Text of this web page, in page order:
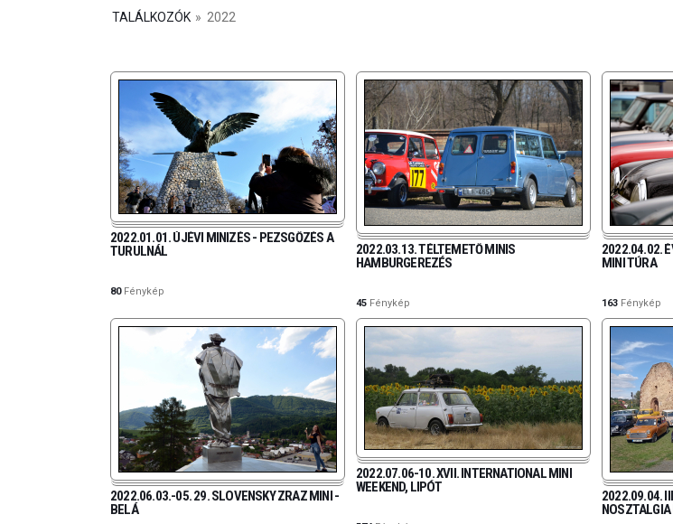
TALÁLKOZÓK » 2022
2022.01.01. ÚJÉVI MINIZÉS - PEZSGŐZÉS A
TURULNÁL
80Fénykép
2022.03.13. TÉLTEMETŐ MINIS
HAMBURGEREZÉS
45 Fénykép
2022.04.02.
MINI TÚRA
163 Fénykép
2022.06.03.-05. 29. SLOVENSKY ZRAZ MINI -
BELÁ
2022.07.06-10. XVII. INTERNATIONAL MINI
WEEKEND, LIPÓT
2022.09.04.